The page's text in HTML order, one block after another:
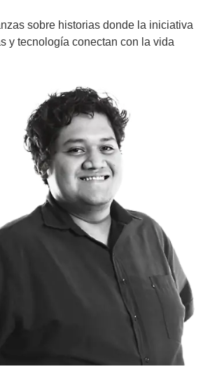
sobre historias donde la iniciativa
y tecnología conectan con la vida